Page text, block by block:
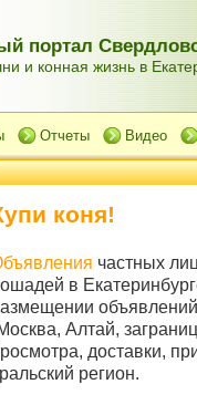
портал
и конная жизнь в
Отчеты Видео
коня!
частных
в
Алтай,
доставки,
регион.